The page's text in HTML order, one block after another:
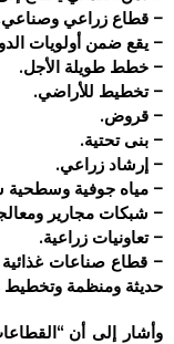
– قطاع زراعي
– يقع ضمن أولويات
– خطط طويلة الأجل.
– تخطيط للأراضي.
– قروض.
– بنى تحتية.
– إرشاد زراعي.
– مياه جوفية وسطحية
– شبكات مجارير
– تعاونيات زراعية.
– قطاع صناعات
حديثة ومنظمة وتخطيط
وأشار إلى أن